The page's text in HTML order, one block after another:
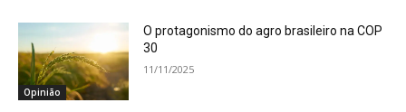
Opinião
O protagonismo do agro brasileiro na COP
30
11/11/2025